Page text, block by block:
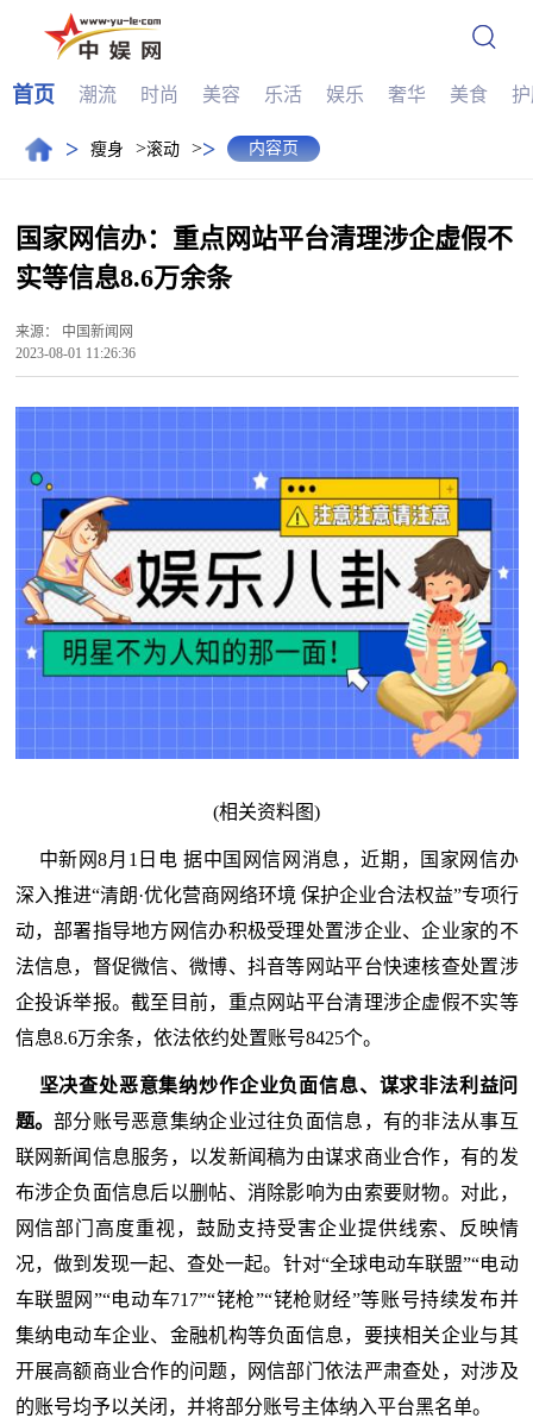
首页 潮流 时尚 美容 乐活 娱乐 奢华 美食
> 瘦身 >滚动 >> 内容页
国家网信办：重点网站平台清理涉企虚假不
实等信息8.6万余条
来源：
中国新闻网
2023-08-01 11:26:36
(相关资料图)
中新网8月1日电 据中国网信网消息，近期，国家网信办
深入推进“清朗·优化营商网络环境 保护企业合法权益”专项行
动，部署指导地方网信办积极受理处置涉企业、企业家的不
法信息，督促微信、微博、抖音等网站平台快速核查处置涉
企投诉举报。截至目前，重点网站平台清理涉企虚假不实等
信息8.6万余条，依法依约处置账号8425个。
坚决查处恶意集纳炒作企业负面信息、谋求非法利益问
题。部分账号恶意集纳企业过往负面信息，有的非法从事互
联网新闻信息服务，以发新闻稿为由谋求商业合作，有的发
布涉企负面信息后以删帖、消除影响为由索要财物。对此，
网信部门高度重视，鼓励支持受害企业提供线索、反映情
况，做到发现一起、查处一起。针对“全球电动车联盟”“电动
车联盟网”“电动车717”“铑枪”“铑枪财经”等账号持续发布并
集纳电动车企业、金融机构等负面信息，要挟相关企业与其
开展高额商业合作的问题，网信部门依法严肃查处，对涉及
的账号均予以关闭，并将部分账号主体纳入平台黑名单。